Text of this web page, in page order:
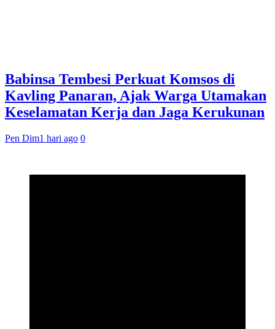
Babinsa Tembesi Perkuat Komsos di
Kavling Panaran, Ajak Warga Utamakan
Keselamatan Kerja dan Jaga Kerukunan
Pen Dim1 hari ago 0